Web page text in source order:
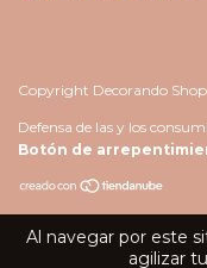
Al navegar por este
agilizar
Copyright Decorando Shop
Defensa de las y los
Botón de